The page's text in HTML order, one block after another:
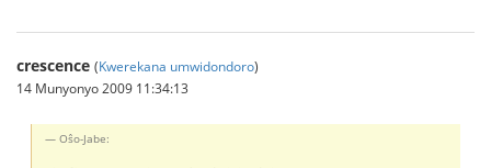
crescence (Kwerekana umwidondoro)
14 Munyonyo 2009 11:34:13
Oŝo-Jabe: